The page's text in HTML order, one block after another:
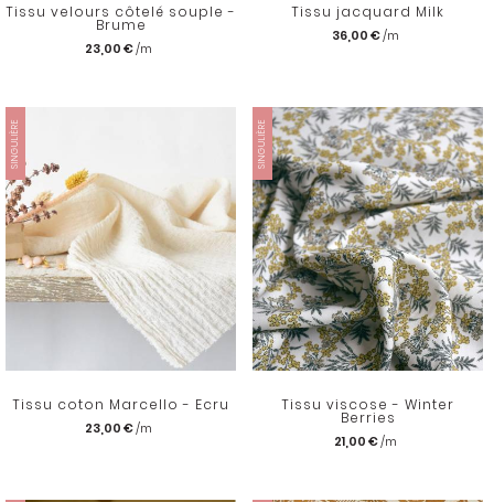
Tissu velours côtelé souple -
Brume
23,00 €
Tissu jacquard Milk
36,00 €
SINGULIÈRE
Tissu coton Marcello - Ecru
23,00 €
SINGULIÈRE
Tissu viscose - Winter
Berries
21,00 €